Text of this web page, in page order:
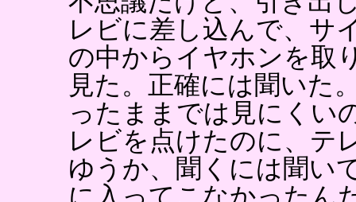
レビに差し込んで、サ
の中からイヤホンを取
見た。正確には聞いた
ったままでは見にくい
レビを点けたのに、テ
ゆうか、聞くには聞い